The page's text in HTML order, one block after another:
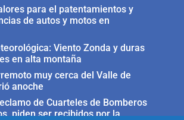
para el patentamientos y
de autos y motos en
Viento Zonda y duras
en alta montaña
muy cerca del Valle de
anoche
de Cuarteles de Bomberos
piden ser recibidos por la